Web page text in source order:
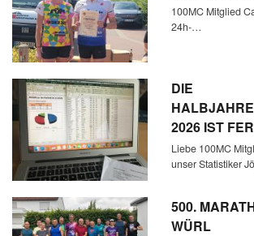
100MC Mitglied
24h-…
DIE
2026 IST
Liebe 100MC
unser Statistiker
500.
WÜRL